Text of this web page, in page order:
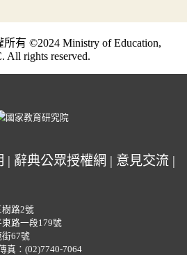
有 ©2024 Ministry of Education,
All rights reserved.
| 辭典公眾授權網 | 意見交流 |
樹路2號
路一段179號
67號
真：(02)7740-7064